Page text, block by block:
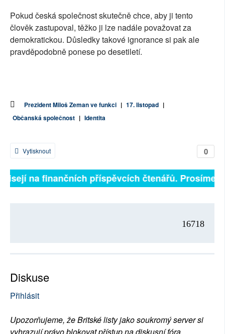
Pokud česká společnost skutečně chce, aby ji tento
člověk zastupoval, těžko ji lze nadále považovat za
demokratickou. Důsledky takové ignorance si pak ale
pravděpodobně ponese po desetiletí.
Prezident Miloš Zeman ve funkci | 17. listopad |
Občanská společnost | Identita
0
Vytisknout
na finančních příspěvcích čtenářů. Prosíme,
16718
Diskuse
Přihlásit
Upozorňujeme, že Britské listy jako soukromý server si